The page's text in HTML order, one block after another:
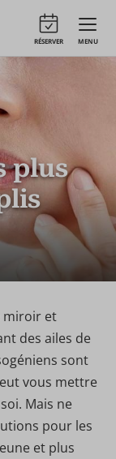
MENU
RÉSERVER
plus
miroir et
des ailes de
sont
vous mettre
Mais ne
pour les
et plus